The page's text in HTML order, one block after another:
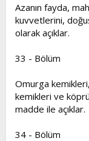
Azanın fayda,
kuvvetlerini,
olarak açıklar.
33 - Bölüm
Omurga
kemikleri ve
madde ile açıklar.
34 - Bölüm